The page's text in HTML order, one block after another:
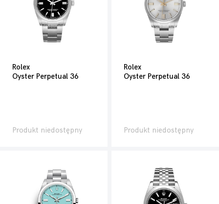
Rolex
Oyster Perpetual 36
Produkt niedostępny
Rolex
Oyster Perpetual 36
Produkt niedostępny